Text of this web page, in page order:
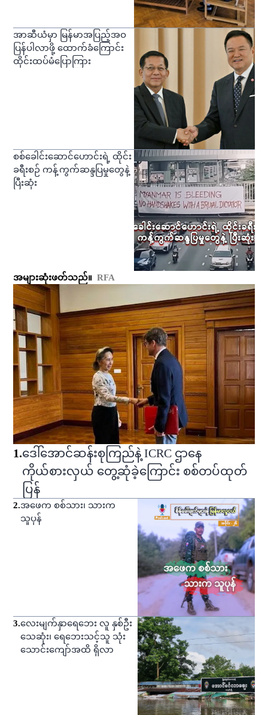
အာဆီယံမှာ မြန်မာအပြည့်အဝ
ပြန်ပါလာဖို့ ထောက်ခံကြောင်း
ထိုင်းထပ်မံပြောကြား
စစ်ခေါင်းဆောင်ဟောင်းရဲ့ ထိုင်း
ခရီးစဉ် ကန့်ကွက်ဆန္ဒပြမှုတွေနဲ့
ပြီးဆုံး
အများဆုံးဖတ်သည်။ RFA
1.ဒေါ်အောင်ဆန်းစုကြည်နဲ့ ICRC ဌာနေ
ကိုယ်စားလှယ် တွေ့ဆုံခဲ့ကြောင်း စစ်တပ်ထုတ်
ပြန်
2.အဖေက စစ်သား၊ သားက
သူပုန်
3.လေးမျက်နှာရေဘေး လူ နှစ်ဦး
သေဆုံး၊ ရေဘေးသင့်သူ သုံး
သောင်းကျော်အထိ ရှိလာ